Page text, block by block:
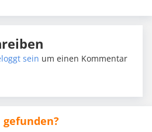
sein um einen Kommentar